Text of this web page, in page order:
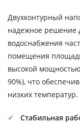
Двухконтурный
надежное решение
водоснабжения
помещения
высокой
90%), что
низких температур.
Стабильная